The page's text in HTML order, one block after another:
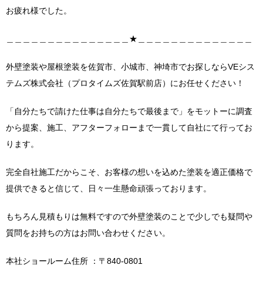
お疲れ様でした。
＿＿＿＿＿＿＿＿＿＿＿＿＿＿＿★＿＿＿＿＿＿＿＿＿＿＿＿＿＿
外壁塗装や屋根塗装を佐賀市、小城市、神埼市でお探しならVEシス
テムズ株式会社（プロタイムズ佐賀駅前店）にお任せください！
「自分たちで請けた仕事は自分たちで最後まで」をモットーに調査
から提案、施工、アフターフォローまで一貫して自社にて行ってお
ります。
完全自社施工だからこそ、お客様の想いを込めた塗装を適正価格で
提供できると信じて、日々一生懸命頑張っております。
もちろん見積もりは無料ですので外壁塗装のことで少しでも疑問や
質問をお持ちの方はお問い合わせください。
本社ショールーム住所 ：〒840-0801